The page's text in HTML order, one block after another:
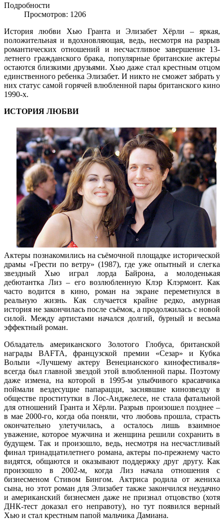
Подробности
Просмотров: 1206
История любви Хью Гранта и Элизабет Хёрли – яркая,
положительная и вдохновляющая, ведь, несмотря на разрыв
романтических отношений и несчастливое завершение 13-
летнего гражданского брака, популярные британские актеры
остаются близкими друзьями. Хью даже стал крестным отцом
единственного ребенка Элизабет. И никто не сможет забрать у
них статус самой горячей влюбленной пары британского кино
1990-х.
ИСТОРИЯ ЛЮБВИ
Актеры познакомились на съёмочной площадке исторической
драмы «Грести по ветру» (1987), где уже опытный и слегка
звездный Хью играл лорда Байрона, а молоденькая
дебютантка Лиз – его возлюбленную Клэр Клэрмонт. Как
часто водится в кино, роман на экране переметнулся в
реальную жизнь. Как случается крайне редко, амурная
история не закончилась после съёмок, а продолжилась с новой
силой. Между артистами начался долгий, бурный и весьма
эффектный роман.
Обладатель американского Золотого Глобуса, британской
награды BAFTA, французской премии «Сезар» и Кубка
Вольпи «Лучшему актеру Венецианского кинофестиваля»
всегда был главной звездой этой влюбленной пары. Поэтому
даже измена, на которой в 1995-м улыбчивого красавчика
поймали вездесущие папарацци, заснявшие кинозвезду в
обществе проститутки в Лос-Анджелесе, не стала фатальной
для отношений Гранта и Хёрли. Разрыв произошел позднее –
в мае 2000-го, когда оба поняли, что любовь прошла, страсть
окончательно улетучилась, а осталось лишь взаимное
уважение, которое мужчина и женщина решили сохранить в
будущем. Так и произошло, ведь, несмотря на несчастливый
финал тринадцатилетнего романа, актеры по-прежнему часто
видятся, общаются и оказывают поддержку друг другу. Как
произошло в 2002-м, когда Лиз начала отношения с
бизнесменом Стивом Бингом. Актриса родила от жениха
сына, но этот роман для Элизабет также закончился неудачно
и американский бизнесмен даже не признал отцовство (хотя
ДНК-тест доказал его неправоту), но тут появился верный
Хью и стал крестным папой мальчика Дамиана.